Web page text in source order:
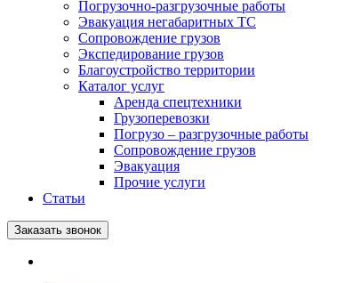
Погрузочно-разгрузочные работы
Эвакуация негабаритных ТС
Сопровождение грузов
Экспедирование грузов
Благоустройство территории
Каталог услуг
Аренда спецтехники
Грузоперевозки
Погрузо – разгрузочные работы
Сопровождение грузов
Эвакуация
Прочие услуги
Статьи
Заказать звонок